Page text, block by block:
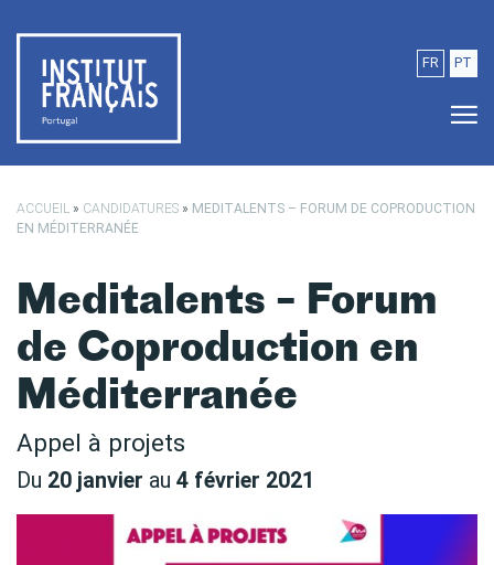
FR PT
ACCUEIL » CANDIDATURES » MEDITALENTS – FORUM DE COPRODUCTION
EN MÉDITERRANÉE
Meditalents – Forum
de Coproduction en
Méditerranée
Appel à projets
Du 20 janvier au 4 février 2021